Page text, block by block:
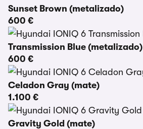
Sunset Brown (metalizado)
600 €
Transmission Blue (metalizado)
600 €
Celadon Gray (mate)
1.100 €
Gravity Gold (mate)